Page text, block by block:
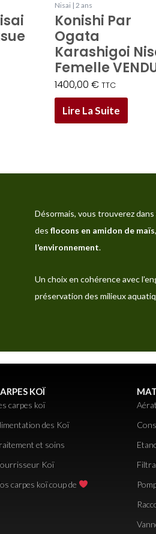
Nisai | 2 ans
Konishi Par
Ogata
Karashigoi
Femelle
1400,00€ TTC
Lire La Suite
Désormais, vous trouverez
desflocons en amidon de maïs,
l’environnement.
Un choix en cohérence avec
préservation des milieux
KOÏ
carpes koï
des Koï
et soins
Koï
carpes koï coup de